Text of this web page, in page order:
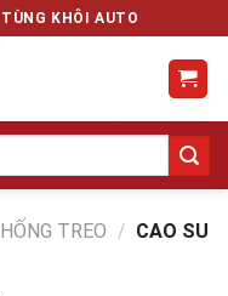
KHÔI AUTO
TREO / CAO SU